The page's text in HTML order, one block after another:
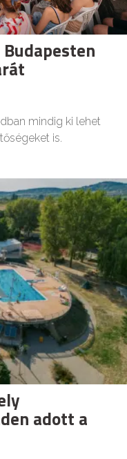
mindig ki lehet
is.
adott a